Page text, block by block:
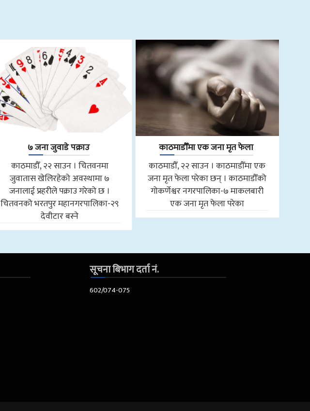
७ जना जुवाडे पक्राउ
काठमाडौँ, २२ साउन । चितवनमा
जुवातास खेलिरहेको अवस्थामा ७
जनालाई प्रहरीले पक्राउ गरेको छ ।
चितवनको भरतपुर महानगरपालिका-२९
देवीटार बस्ने
काठमाडौँमा एक जना मृत फेला
काठमाडौँ, २२ साउन । काठमाडौँमा एक
जना मृत फेला परेका छन् । काठमाडौँको
गोकर्णेश्वर नगरपालिका-७ माकलबारी
एक जना मृत फेला परेका
सूचना बिभाग दर्ता नं.
602/074-075